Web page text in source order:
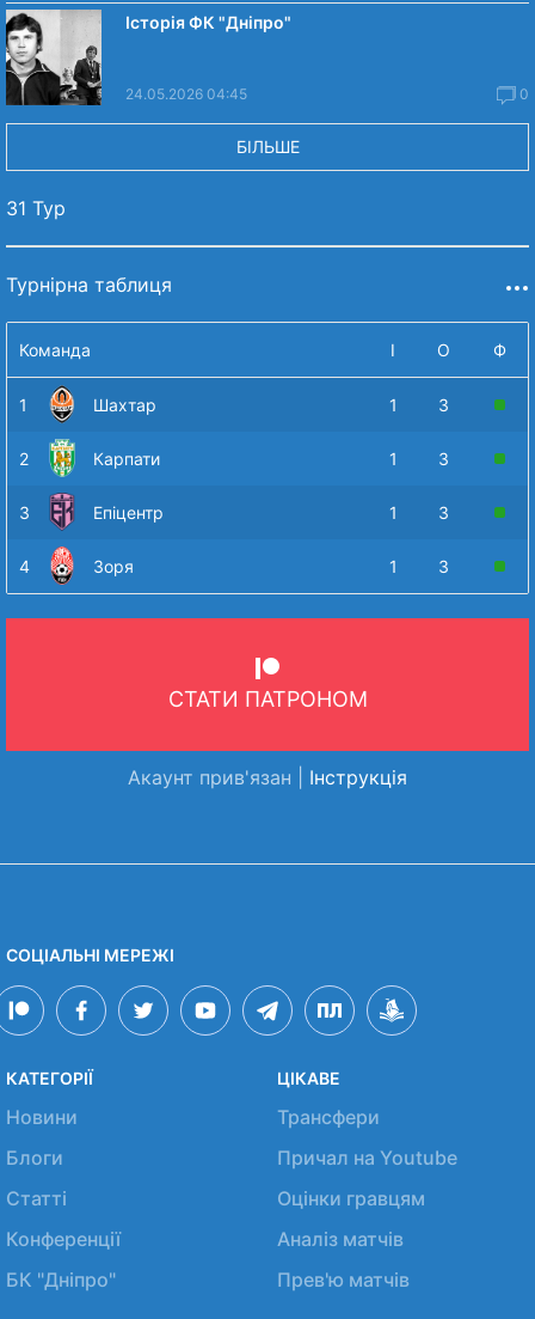
Історія ФК "Дніпро"
24.05.2026 04:45 0
БІЛЬШЕ
31 Тур
Турнірна таблиця
Команда І О Ф
1 Шахтар 1 3
2 Карпати 1 3
3 Епіцентр 1 3
4 Зоря 1 3
СТАТИ ПАТРОНОМ
Акаунт прив'язан | Інструкція
СОЦІАЛЬНІ МЕРЕЖІ
КАТЕГОРІЇ
Новини
Блоги
Статті
Конференції
БК "Дніпро"
ЦІКАВЕ
Трансфери
Причал на Youtube
Оцінки гравцям
Аналіз матчів
Прев'ю матчів